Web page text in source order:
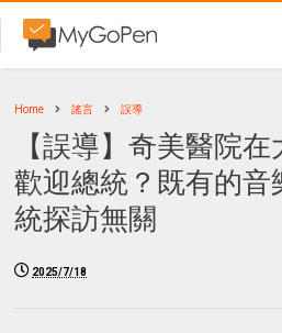
Home 謠言 誤導
【誤導】奇美醫院
歡迎總統？既有的音
統探訪無關
2025/7/18